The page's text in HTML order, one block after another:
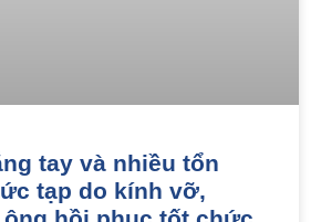
tay và nhiều tổn
tạp do kính vỡ,